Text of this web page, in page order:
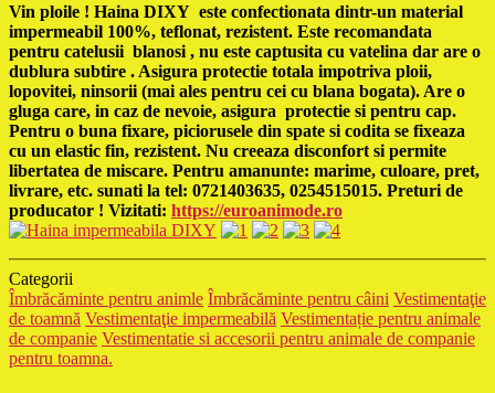
Vin ploile ! Haina DIXY este confectionata dintr-un material
impermeabil 100%, teflonat, rezistent. Este recomandata
pentru catelusii blanosi , nu este captusita cu vatelina dar are o
dublura subtire . Asigura protectie totala impotriva ploii,
lopovitei, ninsorii (mai ales pentru cei cu blana bogata). Are o
gluga care, in caz de nevoie, asigura protectie si pentru cap.
Pentru o buna fixare, piciorusele din spate si codita se fixeaza
cu un elastic fin, rezistent. Nu creeaza disconfort si permite
libertatea de miscare. Pentru amanunte: marime, culoare, pret,
livrare, etc. sunati la tel: 0721403635, 0254515015. Preturi de
producator ! Vizitati: https://euroanimode.ro
Categorii
Îmbrăcăminte pentru animle Îmbrăcăminte pentru câini Vestimentaţie
de toamnă Vestimentaţie impermeabilă Vestimentație pentru animale
de companie Vestimentatie si accesorii pentru animale de companie
pentru toamna.